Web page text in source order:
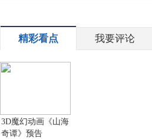
精彩看点 我要评论
3D魔幻动画《山海
奇谭》预告